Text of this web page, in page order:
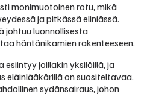
monimuotoinen rotu, mikä
ja pitkässä eliniässä.
johtuu luonnollisesta
häntänikamien rakenteeseen.
esiintyy joillakin yksilöillä, ja
eläinlääkärillä on suositeltavaa.
sydänsairaus, johon